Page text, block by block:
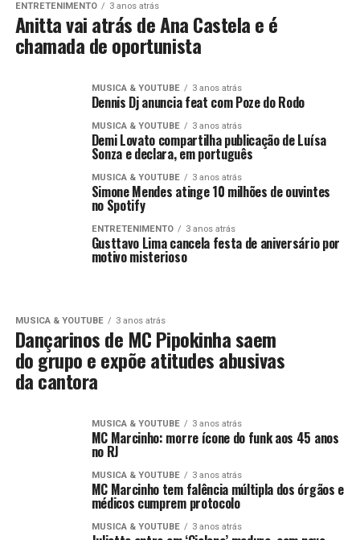
ENTRETENIMENTO 3 anos atrás
Anitta vai atrás de Ana Castela e é
chamada de oportunista
MUSICA & YOUTUBE 3 anos atrás
Dennis Dj anuncia feat com Poze do Rodo
MUSICA & YOUTUBE 3 anos atrás
Demi Lovato compartilha publicação de Luísa
Sonza e declara, em português
MUSICA & YOUTUBE 3 anos atrás
Simone Mendes atinge 10 milhões de ouvintes
no Spotify
ENTRETENIMENTO 3 anos atrás
Gusttavo Lima cancela festa de aniversário por
motivo misterioso
MUSICA & YOUTUBE 3 anos atrás
Dançarinos de MC Pipokinha saem
do grupo e expõe atitudes abusivas
da cantora
MUSICA & YOUTUBE 3 anos atrás
MC Marcinho: morre ícone do funk aos 45 anos
no RJ
MUSICA & YOUTUBE 3 anos atrás
MC Marcinho tem falência múltipla dos órgãos e
médicos cumprem protocolo
MUSICA & YOUTUBE 3 anos atrás